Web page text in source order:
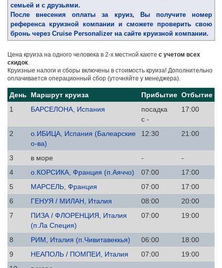
семьей и с друзьями.
После внесения оплаты за круиз, Вы получите номер
референса круизной компании и сможете проверить свою
бронь через Cruise Personalizer на сайте круизной компании.
Цена круиза на одного человека в 2-х местной каюте с учетом всех
скидок
Круизные налоги и сборы включены в стоимость круиза! Дополнительно
оплачивается операционный сбор (уточняйте у менеджера).
День Маршрут круиза Прибытие Отбытие
1
БАРСЕЛОНА, Испания
посадка
с -
17:00
2
о.ИБИЦА, Испания (Балеарские
о-ва)
12:30 21:00
3 в море -
-
4
о.КОРСИКА, Франция (п.Аяччо) 07:00
17:00
5
МАРСЕЛЬ, Франция 07:00
17:00
6
ГЕНУЯ / МИЛАН, Италия 08:00
20:00
7
ПИЗА / ФЛОРЕНЦИЯ, Италия
(п.Ла Специя)
07:00 19:00
8 РИМ, Италия (п.Чивитавеккья) 06:00
18:00
9
НЕАПОЛЬ / ПОМПЕИ, Италия 07:00
19:00